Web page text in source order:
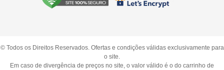
© Todos os Direitos Reservados. Ofertas e condições válidas exclusivamente para
o site.
Em caso de divergência de preços no site, o valor válido é o do carrinho de